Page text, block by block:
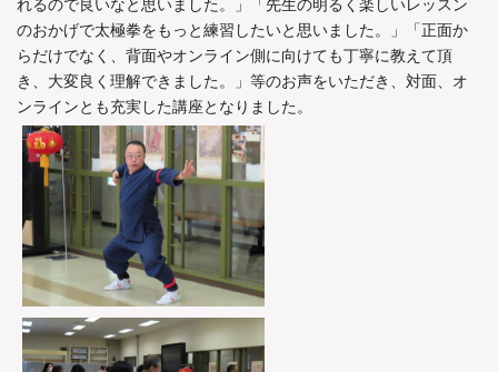
れるので良いなと思いました。」「先生の明るく楽しいレッスン
のおかげで太極拳をもっと練習したいと思いました。」「正面か
らだけでなく、背面やオンライン側に向けても丁寧に教えて頂
き、大変良く理解できました。」等のお声をいただき、対面、オ
ンラインとも充実した講座となりました。